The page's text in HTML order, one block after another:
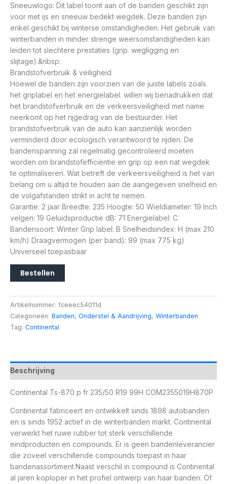
Sneeuwlogo: Dit label toont aan of de banden geschikt zijn
voor met ijs en sneeuw bedekt wegdek. Deze banden zijn
enkel geschikt bij winterse omstandigheden. Het gebruik van
winterbanden in minder strenge weersomstandigheden kan
leiden tot slechtere prestaties (grip. wegligging en
slijtage).&nbsp:
Brandstofverbruik & veiligheid
Hoewel de banden zijn voorzien van de juiste labels zoals
het griplabel en het energielabel. willen wij benadrukken dat
het brandstofverbruik en de verkeersveiligheid met name
neerkomt op het rijgedrag van de bestuurder. Het
brandstofverbruik van de auto kan aanzienlijk worden
verminderd door ecologisch verantwoord te rijden. De
bandenspanning zal regelmatig gecontroleerd moeten
worden om brandstofefficiëntie en grip op een nat wegdek
te optimaliseren. Wat betreft de verkeersveiligheid is het van
belang om u altijd te houden aan de aangegeven snelheid en
de volgafstanden strikt in acht te nemen.
Garantie: 2 jaar Breedte: 235 Hoogte: 50 Wieldiameter: 19 Inch
velgen: 19 Geluidsproductie dB: 71 Energielabel: C
Bandensoort: Winter Grip label: B Snelheidsindex: H (max 210
km/h) Draagvermogen (per band): 99 (max 775 kg)
Universeel toepasbaar
Bestellen
Artikelnummer: fceeec54011d
Categorieën: Banden, Onderstel & Aandrijving, Winterbanden
Tag: Continental
Beschrijving
Continental Ts-870 p fr 235/50 R19 99H COM2355019H870P
Continental fabriceert en ontwikkelt sinds 1898 autobanden
en is sinds 1952 actief in de winterbanden markt. Continental
verwerkt het ruwe rubber tot sterk verschillende
eindproducten en compounds. Er is geen bandenleverancier
die zoveel verschillende compounds toepast in haar
bandenassortiment.Naast verschil in compound is Continental
al jaren koploper in het profiel ontwerp van haar banden. Of